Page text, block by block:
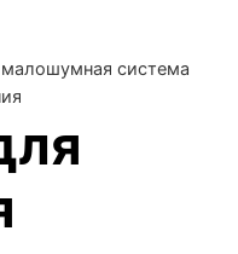
малошумная система